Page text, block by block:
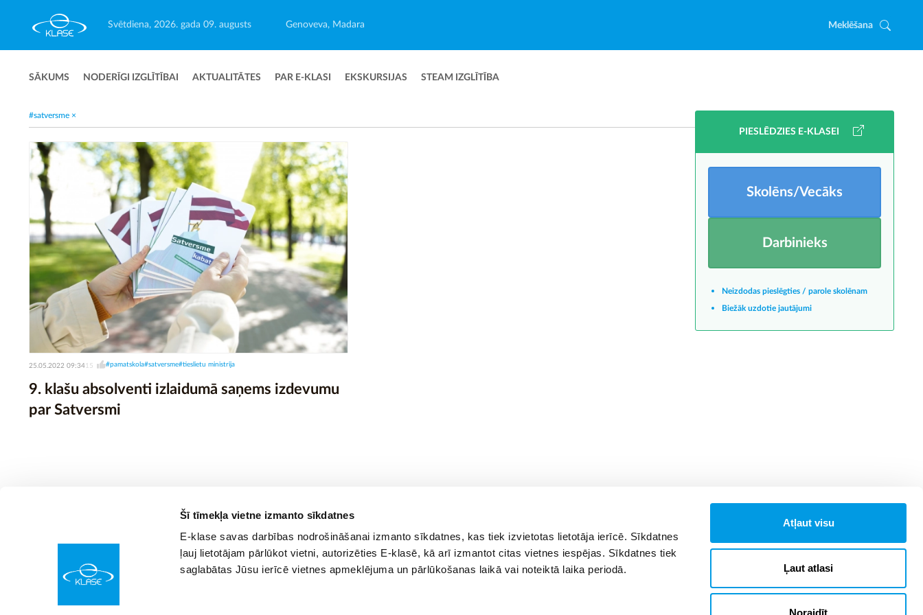
Šī tīmekļa vietne izmanto sīkdatnes
E-klase savas darbības nodrošināšanai izmanto sīkdatnes, kas tiek izvietotas lietotāja ierīcē. Sīkdatnes
ļauj lietotājam pārlūkot vietni, autorizēties E-klasē, kā arī izmantot citas vietnes iespējas. Sīkdatnes tiek
saglabātas Jūsu ierīcē vietnes apmeklējuma un pārlūkošanas laikā vai noteiktā laika periodā.
Atļaut visu
Ļaut atlasi
Noraidīt
Svētdiena, 2026. gada 09. augusts Genoveva, Madara Meklēšana
SĀKUMS NODERĪGI IZGLĪTĪBAI AKTUALITĀTES PAR E-KLASI EKSKURSIJAS STEAM IZGLĪTĪBA
#satversme ×
25.05.2022 09:3415 #pamatskola#satversme#tieslietu ministrija
9. klašu absolventi izlaidumā saņems izdevumu
par Satversmi
PIESLĒDZIES E-KLASEI
Skolēns/Vecāks
Darbinieks
Neizdodas pieslēgties / parole skolēnam
Biežāk uzdotie jautājumi